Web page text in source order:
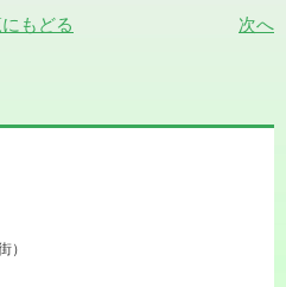
もどる 次へ
）